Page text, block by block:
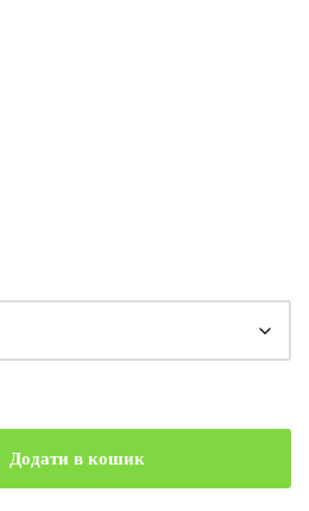
Додати в кошик